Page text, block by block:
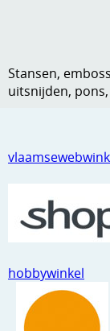
Merken
Papier en
Ribbelaar
Speciaal papier
Stans
hobbywinkel
Stansen,
uitsnijden,